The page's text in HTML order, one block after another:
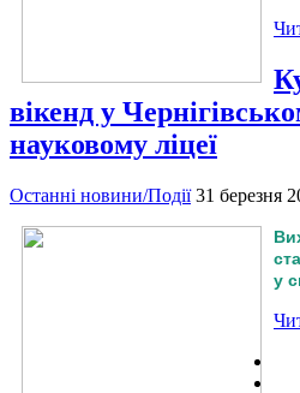
вікенд у
науковому ліцеї
Останні новини/Події 31 березня
у